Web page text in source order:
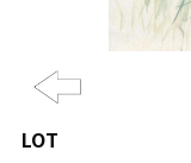
LOT
Previous